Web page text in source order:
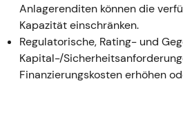
Q4 2023 / Dezember 2023
Steueranspruch
Ereignis:Bermuda
(Deferred Tax Asset) von rund
Anlagerenditen können die
Kapazität einschränken.
Regulatorische, Rating- und
Kapital-/
Finanzierungskosten erhöhen